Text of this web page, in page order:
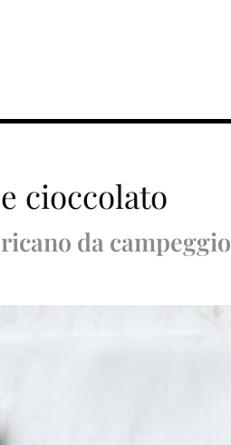
cioccolato
da campeggio